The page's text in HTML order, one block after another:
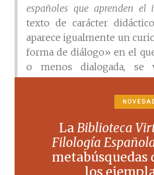
españoles que aprenden el
texto de carácter
aparece igualmente un
forma de diálogo» en el
o menos dialogada, se
Es asimismo autor de
enseñanza de la
en cinco lecciones.
LaBiblioteca
Filología
metabúsquedas
los